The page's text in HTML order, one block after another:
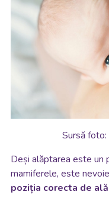
Sursă
Deși alăptarea este un
mamiferele, este
poziția corecta de